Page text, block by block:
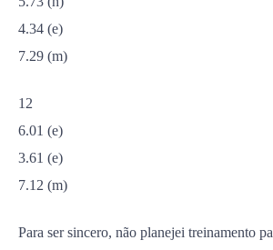
4.34 (e)
7.29 (m)
12
6.01 (e)
3.61 (e)
7.12 (m)
Para ser sincero, não planejei treinamento